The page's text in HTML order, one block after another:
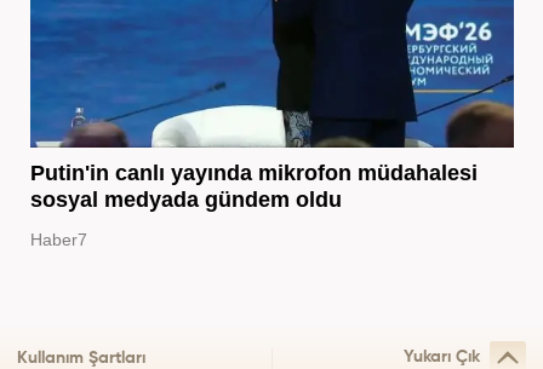
Putin'in canlı yayında mikrofon müdahalesi
sosyal medyada gündem oldu
Haber7
Kullanım Şartları Yukarı Çık